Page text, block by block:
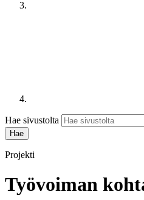
Hae sivustolta
Projekti
Työvoiman